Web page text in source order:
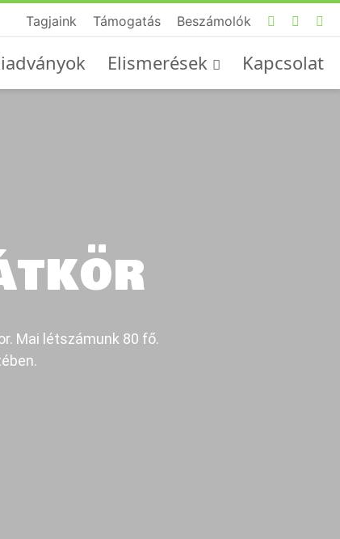
Tagjaink Támogatás Beszámolók
Elismerések Kapcsolat
Mai létszámunk 80 fő.